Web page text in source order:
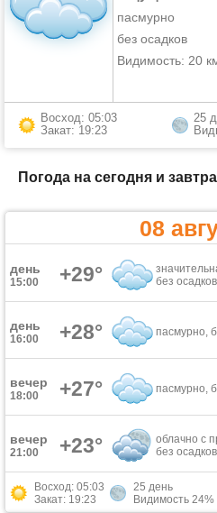
пасмурно
без осадков
Видимость: 20
Восход: 05:03
Закат: 19:23
25
Погода на сегодня и
08
день
15:00 +29°
без осадков
день
16:00 +28° пасмурно,
вечер
18:00 +27° пасмурно,
вечер
21:00 +23°
облачно с
без осадков
Восход: 05:03
Закат: 19:23
25 день
Видимость 24%